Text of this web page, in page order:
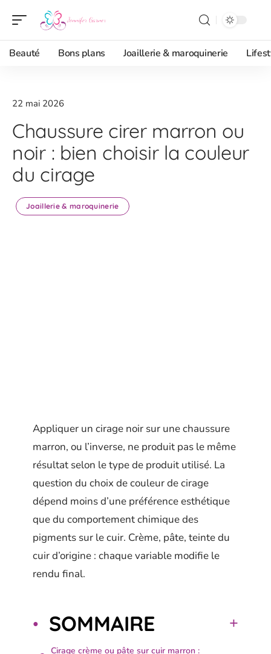
Beauté Bons plans Joaillerie & maroquinerie
22 mai 2026
Chaussure cirer marron ou
noir : bien choisir la couleur
du cirage
Joaillerie & maroquinerie
Appliquer un cirage noir sur une chaussure
marron, ou l’inverse, ne produit pas le même
résultat selon le type de produit utilisé. La
question du choix de couleur de cirage
dépend moins d’une préférence esthétique
que du comportement chimique des
pigments sur le cuir. Crème, pâte, teinte du
cuir d’origine : chaque variable modifie le
rendu final.
SOMMAIRE
Cirage crème ou pâte sur cuir marron :